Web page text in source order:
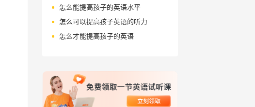
怎么能提高孩子的英语水平
怎么可以提高孩子英语的听力
怎么才能提高孩子的英语